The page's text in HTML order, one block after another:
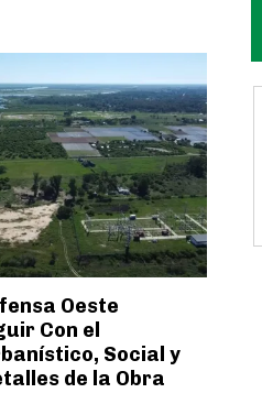
Oeste
Con el
Social y
de la Obra